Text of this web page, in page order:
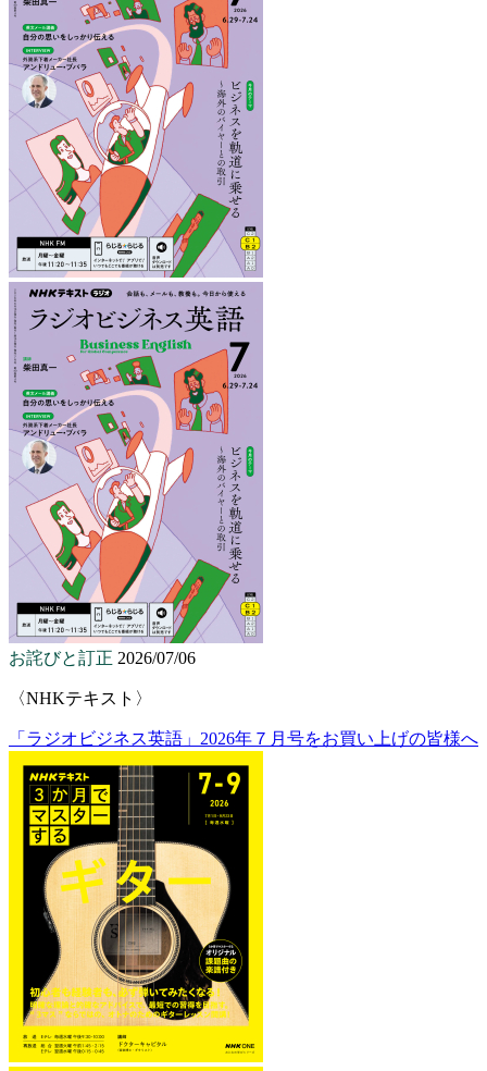
お詫びと訂正 2026/07/06
〈NHKテキスト〉
「ラジオビジネス英語」2026年７月号をお買い上げの皆様へ